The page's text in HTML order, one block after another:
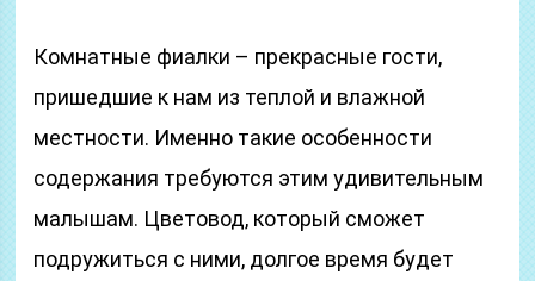
Комнатные фиалки – прекрасные гости,
пришедшие к нам из теплой и влажной
местности. Именно такие особенности
содержания требуются этим удивительным
малышам. Цветовод, который сможет
подружиться с ними, долгое время будет